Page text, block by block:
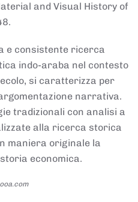
and Visual History of
e consistente ricerca
indo-araba nel contesto
si caratterizza per
narrativa.
tradizionali con analisi a
alla ricerca storica
maniera originale la
economica.